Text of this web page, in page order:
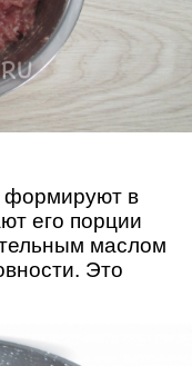
формируют в
его порции
маслом
Это